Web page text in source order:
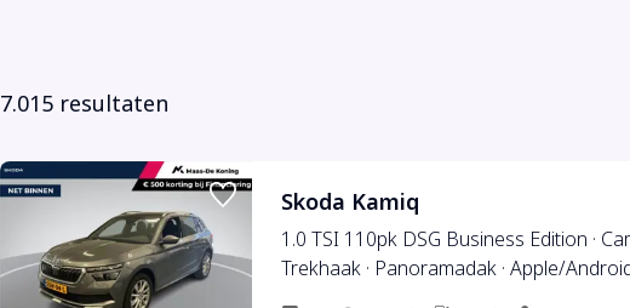
7.015 resultaten
Skoda Kamiq
1.0 TSI 110pk DSG Business Edition ·
Trekhaak · Panoramadak · Apple/